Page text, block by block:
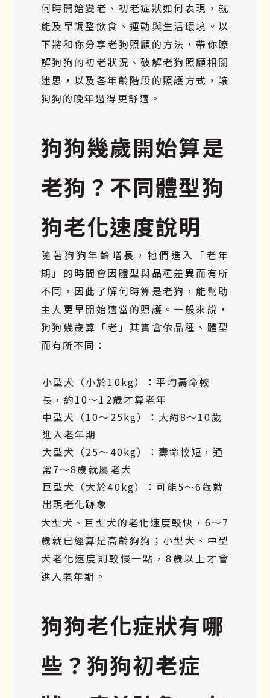
何時開始變老、初老症狀如何表現，就
能及早調整飲食、運動與生活環境。以
下將和你分享老狗照顧的方法，帶你瞭
解狗狗的初老狀況、破解老狗照顧相關
迷思，以及各年齡階段的照護方式，讓
狗狗的晚年過得更舒適。
狗狗幾歲開始算是
老狗？不同體型狗
狗老化速度說明
隨著狗狗年齡增長，牠們進入「老年
期」的時間會因體型與品種差異而有所
不同，因此了解何時算是老狗，能幫助
主人更早開始適當的照護。一般來說，
狗狗幾歲算「老」其實會依品種、體型
而有所不同：
小型犬（小於10kg）：平均壽命較
長，約10～12歲才算老年
中型犬（10～25kg）：大約8～10歲
進入老年期
大型犬（25～40kg）：壽命較短，通
常7～8歲就屬老犬
巨型犬（大於40kg）：可能5～6歲就
出現老化跡象
大型犬、巨型犬的老化速度較快，6～7
歲就已經算是高齡狗狗；小型犬、中型
犬老化速度則較慢一點，8歲以上才會
進入老年期。
狗狗老化症狀有哪
些？狗狗初老症